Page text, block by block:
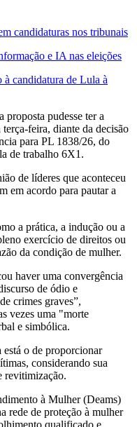
candidaturas nos tribunais
e IA nas eleições
candidatura de Lula à
proposta pudesse ter a
feira, diante da decisão
para PL 1838/26, do
de trabalho 6X1.
de líderes que aconteceu
em acordo para pautar a
a prática, a indução ou a
exercício de direitos ou
da condição de mulher.
haver uma convergência
de ódio e
crimes graves”,
vezes uma "morte
e simbólica.
está o de proporcionar
considerando sua
revitimização.
à Mulher (Deams)
rede de proteção à mulher
qualificado e